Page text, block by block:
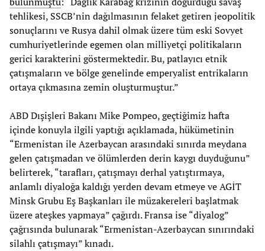
tehlikesi, SSCB’nin dağılmasının felaket getiren jeopolitik
sonuçlarını ve Rusya dahil olmak üzere tüm eski Sovyet
cumhuriyetlerinde egemen olan milliyetçi politikaların
gerici karakterini göstermektedir. Bu, patlayıcı etnik
çatışmaların ve bölge genelinde emperyalist entrikaların
ortaya çıkmasına zemin oluşturmuştur.”
ABD Dışişleri Bakanı Mike Pompeo, geçtiğimiz hafta
içinde konuyla ilgili yaptığı açıklamada, hükümetinin
“Ermenistan ile Azerbaycan arasındaki sınırda meydana
gelen çatışmadan ve ölümlerden derin kaygı duyduğunu”
belirterek, “tarafları, çatışmayı derhal yatıştırmaya,
anlamlı diyaloğa kaldığı yerden devam etmeye ve AGİT
Minsk Grubu Eş Başkanları ile müzakereleri başlatmak
üzere ateşkes yapmaya” çağırdı. Fransa ise “diyalog”
çağrısında bulunarak “Ermenistan-Azerbaycan sınırındaki
silahlı çatışmayı” kınadı.